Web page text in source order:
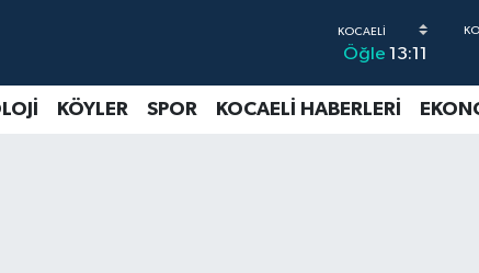
Öğle 13:11
KÖYLER SPOR KOCAELİ HABERLERİ